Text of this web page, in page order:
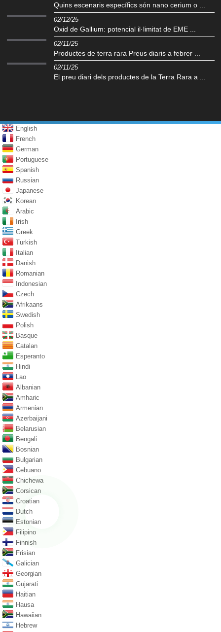
Quins escenaris específics són nano cerium o ...
02/12/25
Oxid de Gallium: potencial il·limitat de EME ...
02/11/25
Productes de terra rara Preus diaris a febrer ...
02/11/25
El preu diari dels productes de la Terra Rara a ...
English
French
German
Portuguese
Spanish
Russian
Japanese
Korean
Arabic
Irish
Greek
Turkish
Italian
Danish
Romanian
Indonesian
Czech
Afrikaans
Swedish
Polish
Basque
Catalan
Esperanto
Hindi
Lao
Albanian
Amharic
Armenian
Azerbaijani
Belarusian
Bengali
Bosnian
Bulgarian
Cebuano
Chichewa
Corsican
Croatian
Dutch
Estonian
Filipino
Finnish
Frisian
Galician
Georgian
Gujarati
Haitian
Hausa
Hawaiian
Hebrew